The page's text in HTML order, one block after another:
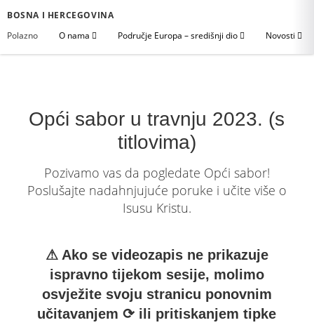
BOSNA I HERCEGOVINA
Polazno
O nama Područje Europa – središnji dio Novosti
Opći sabor u travnju 2023. (s
titlovima)
Pozivamo vas da pogledate Opći sabor!
Poslušajte nadahnjujuće poruke i učite više o
Isusu Kristu.
⚠ Ako se videozapis ne prikazuje
ispravno tijekom sesije, molimo
osvježite svoju stranicu ponovnim
učitavanjem ⟳ ili pritiskanjem tipke